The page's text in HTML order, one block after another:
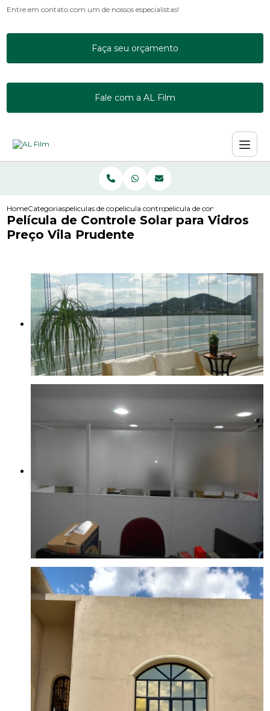
Entre em contato com um de nossos especialistas!
Faça seu orçamento
Fale com a AL Film
HomeCategoriaspeliculas de controle solarpelicula controle solar incolor
pelicula de controle solar
Película de Controle Solar para Vidros
Preço Vila Prudente